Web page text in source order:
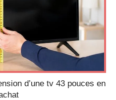
d’une tv 43 pouces en